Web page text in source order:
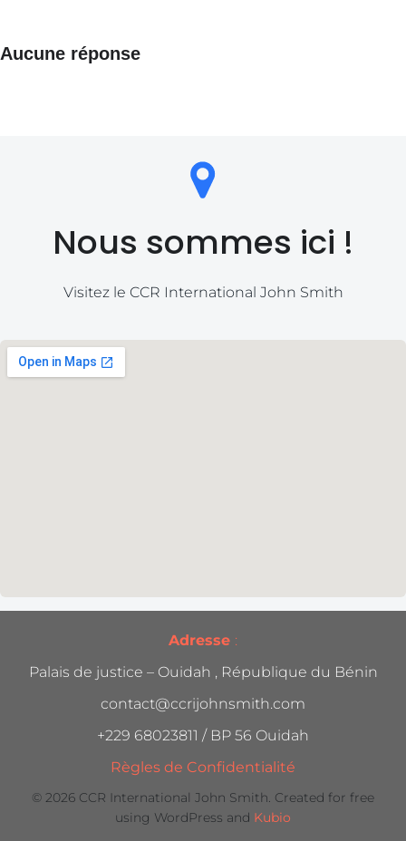
Aucune réponse
Nous sommes ici !
Visitez le CCR International John Smith
Adresse :
Palais de justice – Ouidah , République du Bénin
contact@ccrijohnsmith.com
+229 68023811 / BP 56 Ouidah
Règles de Confidentialité
© 2026 CCR International John Smith. Created for free
using WordPress and Kubio